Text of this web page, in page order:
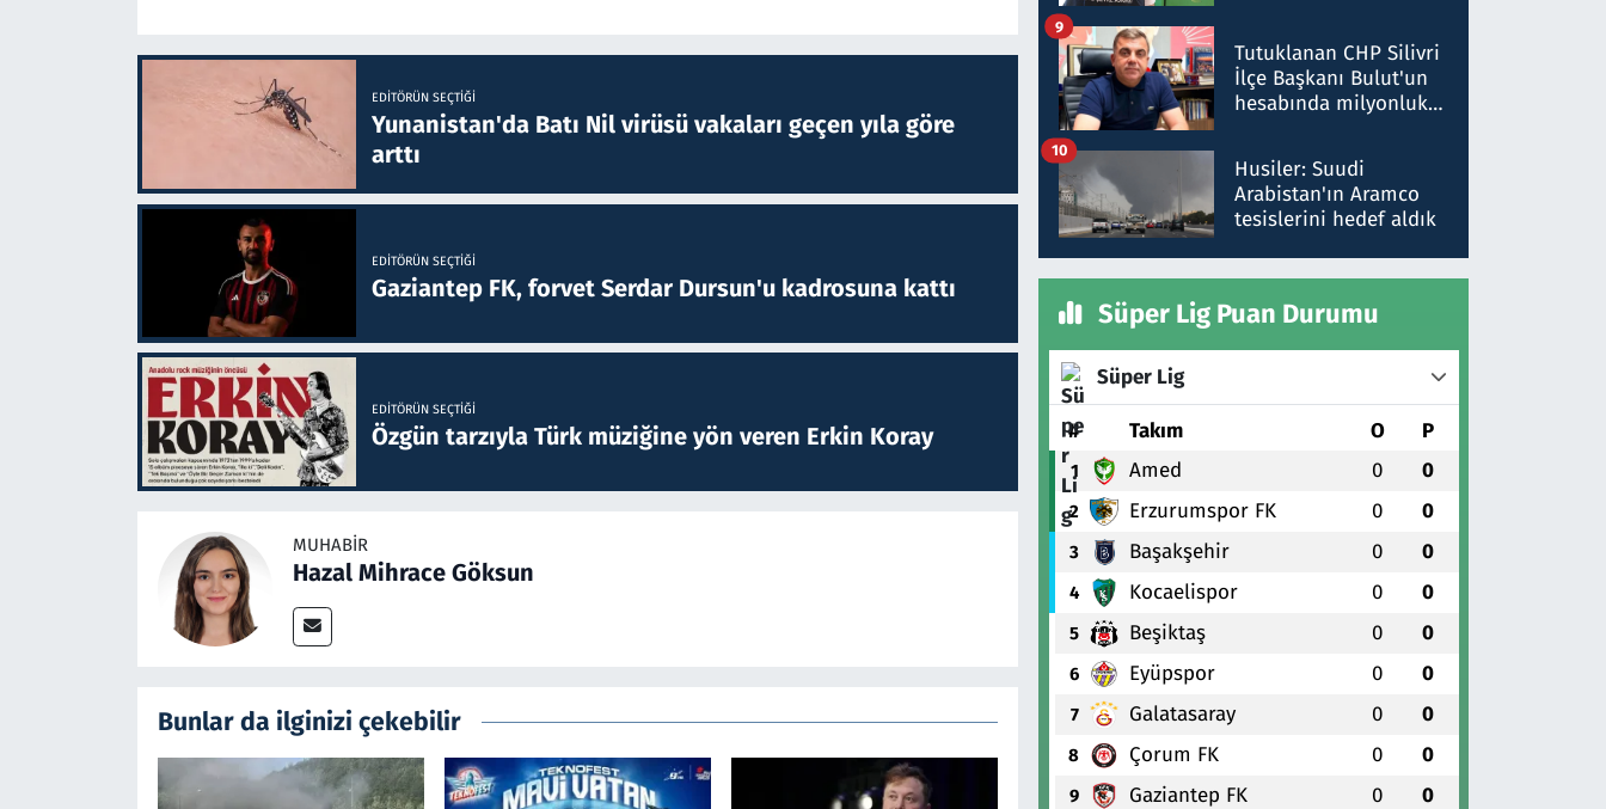
EDITÖRÜN SEÇTIĞI
Yunanistan'da Batı Nil virüsü vakaları geçen yıla göre
arttı
EDITÖRÜN SEÇTIĞI
Gaziantep FK, forvet Serdar Dursun'u kadrosuna kattı
EDITÖRÜN SEÇTIĞI
Özgün tarzıyla Türk müziğine yön veren Erkin Koray
MUHABIR
Hazal Mihrace Göksun
Bunlar da ilginizi çekebilir
düşürüldüğü" iddiasını
yalanladı
Tutuklanan CHP Silivri
İlçe Başkanı Bulut'un
hesabında milyonluk
talimat verdi, ben
gönderdim
9
Husiler: Suudi
Arabistan'ın Aramco
tesislerini hedef aldık
10
Süper Lig Puan Durumu
Süper Lig
# Takım O P
1 Amed 0 0
2 Erzurumspor FK 0 0
3 Başakşehir 0 0
4 Kocaelispor 0 0
5 Beşiktaş 0 0
6 Eyüpspor 0 0
7 Galatasaray 0 0
8 Çorum FK 0 0
9 Gaziantep FK 0 0